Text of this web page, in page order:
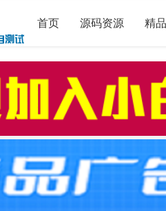
首页 源码资源 精